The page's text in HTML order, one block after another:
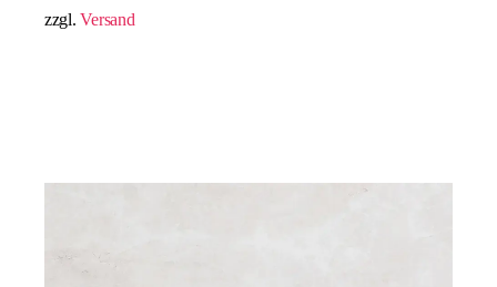
zzgl.Versand